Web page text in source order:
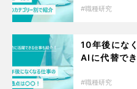
職種研究
10年後にな
AIに代替で
職種研究